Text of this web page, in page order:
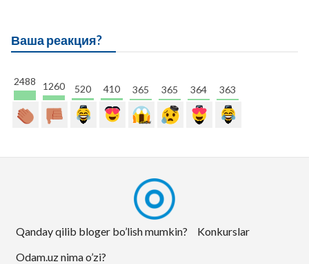
Ваша реакция?
2488 1260 520 410 365 365 364 363
Qanday qilib bloger bo’lish mumkin?
Konkurslar
Odam.uz nima o’zi?